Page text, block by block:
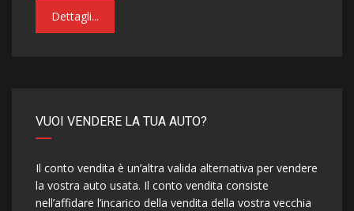
Dettagli...
VUOI VENDERE LA TUA AUTO?
Il conto vendita è un’altra valida alternativa per vendere
la vostra auto usata. Il conto vendita consiste
nell’affidare l’incarico della vendita della vostra vecchia